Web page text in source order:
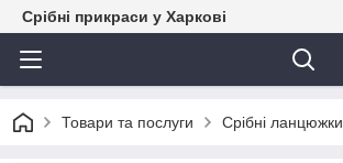
Срібні прикраси у Харкові
Товари та послуги Срібні ланцюжки